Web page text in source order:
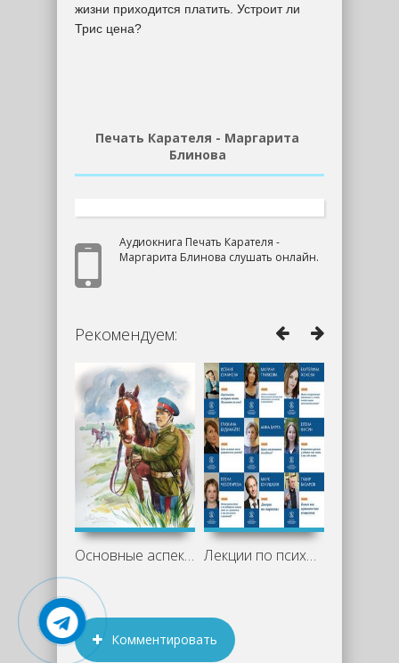
жизни приходится платить. Устроит ли
Трис цена?
Печать Карателя - Маргарита
Блинова
Аудиокнига Печать Карателя -
Маргарита Блинова слушать онлайн.
Рекомендуем:
Основные аспекты романа «Казачий крест» Лекции по психологии (Лекторий ВШЭ)
Комментировать